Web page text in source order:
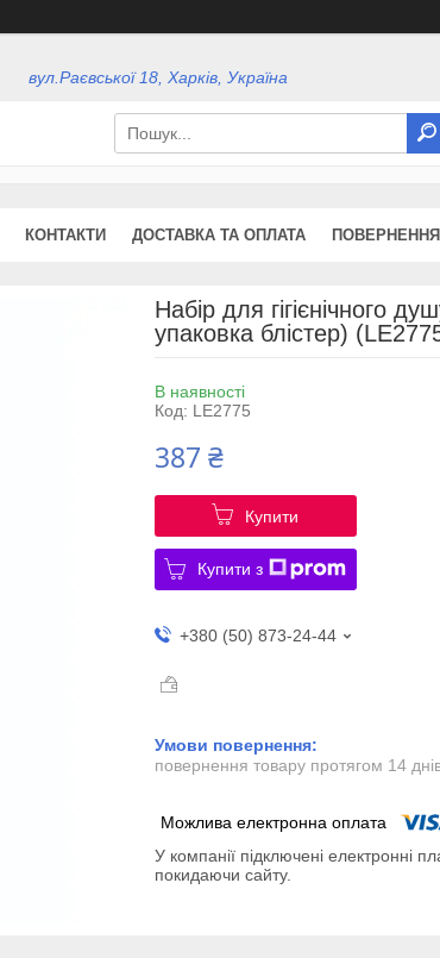
вул.Раєвської 18, Харків, Україна
КОНТАКТИ ДОСТАВКА ТА ОПЛАТА
Набір для гігієнічного
упаковка блістер)
В наявності
Код: LE2775
387 ₴
Купити
Купити з
+380 (50) 873-24-44
повернення товару протягом 14
У компанії підключені електронні
покидаючи сайту.